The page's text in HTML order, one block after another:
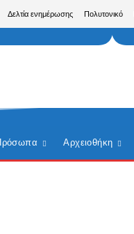
Δελτία ενημέρωσης Πολυτονικό
Αρχειοθήκη